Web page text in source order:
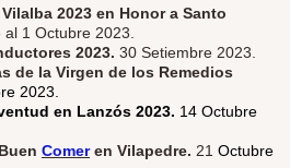
2023 en Honor a Santo
al 1 Octubre 2023.
2023. 30 Setiembre 2023.
de la Virgen de los Remedios
2023.
en Lanzós 2023. 14 Octubre
Comer en Vilapedre. 21 Octubre